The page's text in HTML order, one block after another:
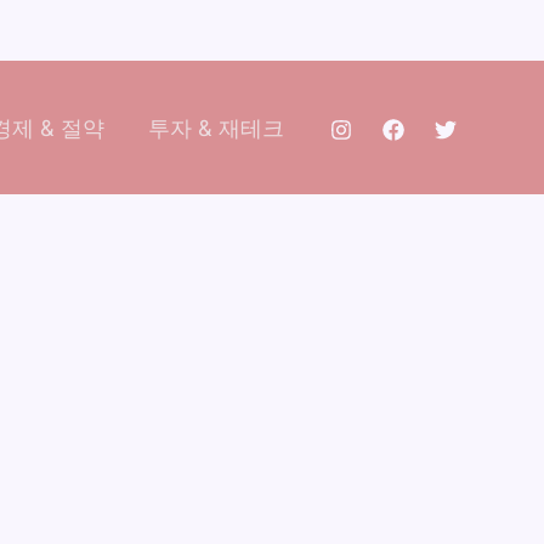
제 & 절약 투자 & 재테크